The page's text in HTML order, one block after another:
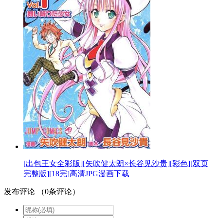
[出包王女全彩版][矢吹健太朗×长谷见沙贵][彩色][双页
完整版][18完]高清JPG漫画下载
发布评论 （0条评论）